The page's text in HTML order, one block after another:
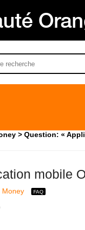
Question: «
mobile
Money